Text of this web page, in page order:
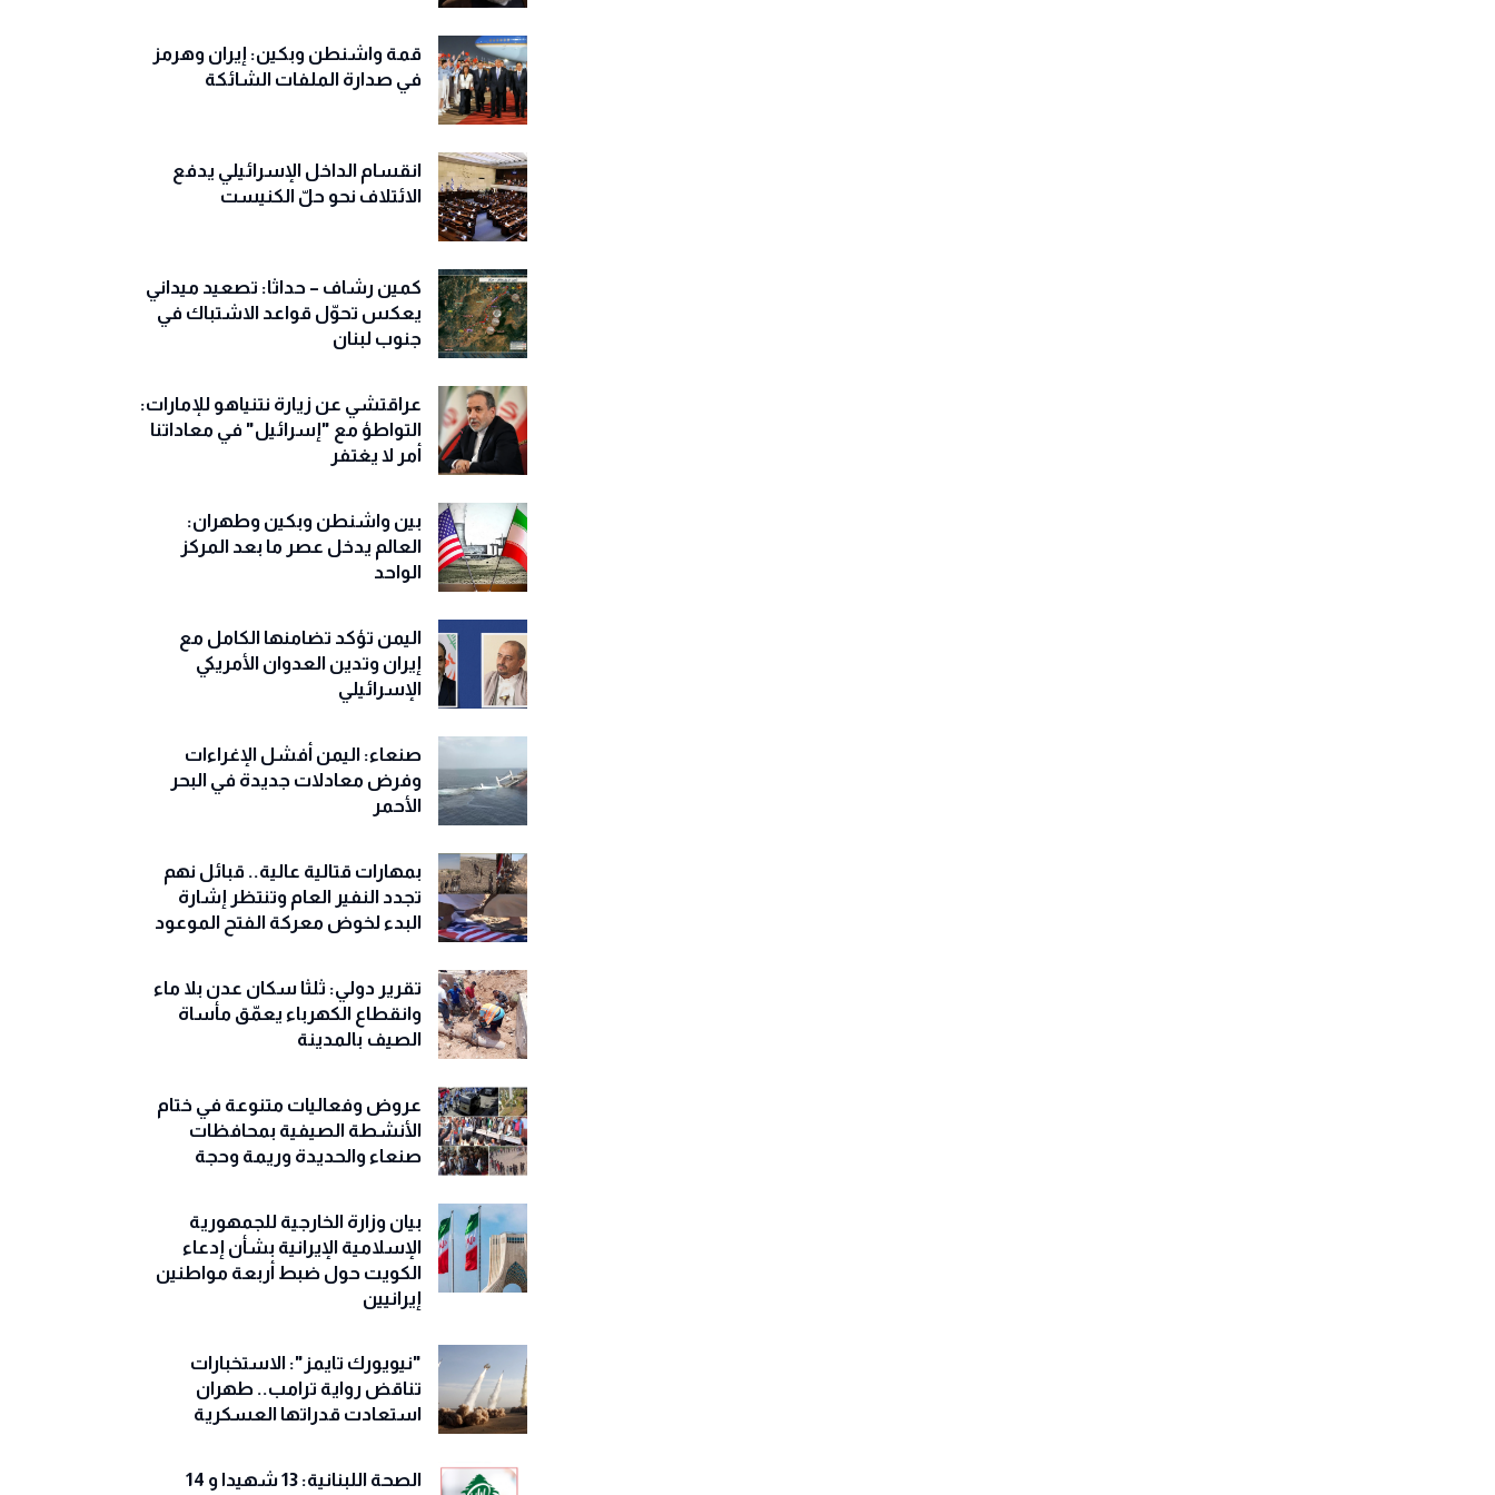
قمة واشنطن وبكين: إيران وهرمز
في صدارة الملفات الشائكة
انقسام الداخل الإسرائيلي يدفع
الائتلاف نحو حلّ الكنيست
كمين رشاف – حداثا: تصعيد ميداني
يعكس تحوّل قواعد الاشتباك في
جنوب لبنان
عراقتشي عن زيارة نتنياهو للإمارات:
التواطؤ مع "إسرائيل" في معاداتنا
أمر لا يغتفر
بين واشنطن وبكين وطهران:
العالم يدخل عصر ما بعد المركز
الواحد
اليمن تؤكد تضامنها الكامل مع
إيران وتدين العدوان الأمريكي
الإسرائيلي
صنعاء: اليمن أفشل الإغراءات
وفرض معادلات جديدة في البحر
الأحمر
بمهارات قتالية عالية.. قبائل نهم
تجدد النفير العام وتنتظر إشارة
البدء لخوض معركة الفتح الموعود
تقرير دولي: ثلثا سكان عدن بلا ماء
وانقطاع الكهرباء يعمّق مأساة
الصيف بالمدينة
عروض وفعاليات متنوعة في ختام
الأنشطة الصيفية بمحافظات
صنعاء والحديدة وريمة وحجة
‏بيان وزارة الخارجية للجمهورية
الإسلامية الإيرانية بشأن إدعاء
الكويت حول ضبط أربعة مواطنين
إيرانيين
"نيويورك تايمز": الاستخبارات
تناقض رواية ترامب.. طهران
استعادت قدراتها العسكرية
الصحة اللبنانية: 13 شهيدا و 14